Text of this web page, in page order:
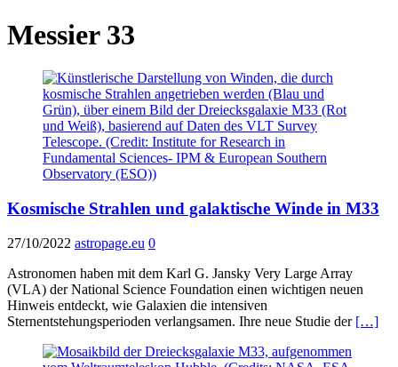
Messier 33
Kosmische Strahlen und galaktische Winde in M33
27/10/2022 astropage.eu 0
Astronomen haben mit dem Karl G. Jansky Very Large Array
(VLA) der National Science Foundation einen wichtigen neuen
Hinweis entdeckt, wie Galaxien die intensiven
Sternentstehungsperioden verlangsamen. Ihre neue Studie der […]